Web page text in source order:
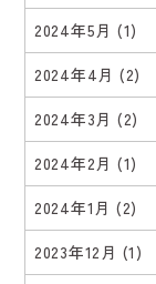
2024年5月 (1)
2024年4月 (2)
2024年3月 (2)
2024年2月 (1)
2024年1月 (2)
2023年12月 (1)